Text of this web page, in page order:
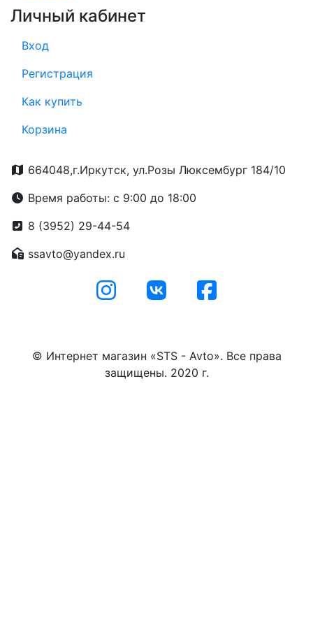
Личный кабинет
Вход
Регистрация
Как купить
Корзина
664048,г.Иркутск, ул.Розы Люксембург 184/10
Время работы: с 9:00 до 18:00
8 (3952) 29-44-54
ssavto@yandex.ru
© Интернет магазин «STS - Avto». Все права
защищены. 2020 г.